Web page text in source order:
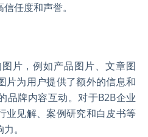
任度和声誉。
片，例如产品图片、文章图
片为用户提供了额外的信息和
品牌内容互动。对于B2B企业
业见解、案例研究和白皮书等
。